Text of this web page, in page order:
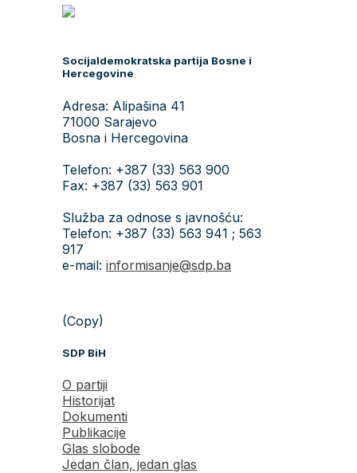
Socijaldemokratska partija Bosne i
Hercegovine
Adresa: Alipašina 41
71000 Sarajevo
Bosna i Hercegovina
Telefon: +387 (33) 563 900
Fax: +387 (33) 563 901
Služba za odnose s javnošću:
Telefon: +387 (33) 563 941 ; 563
917
e-mail: informisanje@sdp.ba
(Copy)
SDP BiH
O partiji
Historijat
Dokumenti
Publikacije
Glas slobode
Jedan član, jedan glas